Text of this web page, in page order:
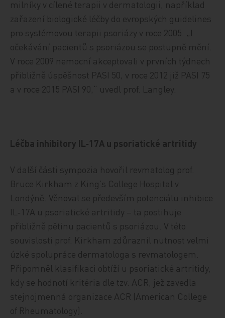
milníky v cílené terapii v dermatologii, například
zařazení biologické léčby do evropských guidelines
pro systémovou terapii psoriázy v roce 2005. „I
očekávání pacientů s psoriázou se postupně mění.
V roce 2009 nemocní akceptovali v prvních týdnech
přibližně úspěšnost PASI 50, v roce 2012 již PASI 75
a v roce 2015 PASI 90,“ uvedl prof. Langley.
Léčba inhibitory IL‑17A u psoriatické artritidy
V další části sympozia hovořil revmatolog prof.
Bruce Kirkham z King’s College Hospital v
Londýně. Věnoval se především potenciálu inhibice
IL‑17A u psoriatické artritidy – ta postihuje
přibližně pětinu pacientů s psoriázou. V této
souvislosti prof. Kirkham zdůraznil nutnost velmi
úzké spolupráce dermatologa s revmatologem.
Připomněl klasifikaci obtíží u psoriatické artritidy,
kdy se hodnotí kritéria dle tzv. ACR, jež zavedla
stejnojmenná organizace ACR (American College
of Rheumatology).